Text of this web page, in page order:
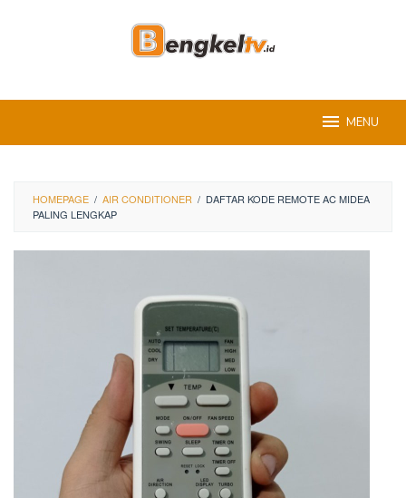
MENU
HOMEPAGE / AIR CONDITIONER / DAFTAR KODE REMOTE AC MIDEA
PALING LENGKAP